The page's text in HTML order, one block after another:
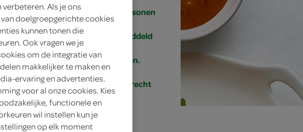
4 personen
gemiddeld
15 min.
bijgerecht
Als je ons
doelgroepgerichte cookies
kunnen tonen die
Ook vragen we je
om de integratie van
makkelijker te maken en
ervaring en advertenties.
voor al onze cookies. Kies
functionele en
wil instellen kun je
op elk moment